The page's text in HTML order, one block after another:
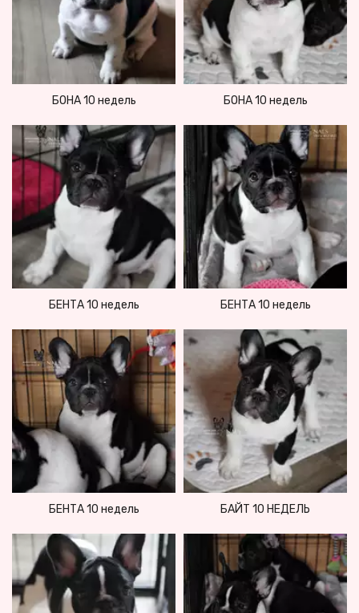
БОНА 10 недель БОНА 10 недель
БЕНТА 10 недель БЕНТА 10 недель
БЕНТА 10 недель БАЙТ 10 НЕДЕЛЬ